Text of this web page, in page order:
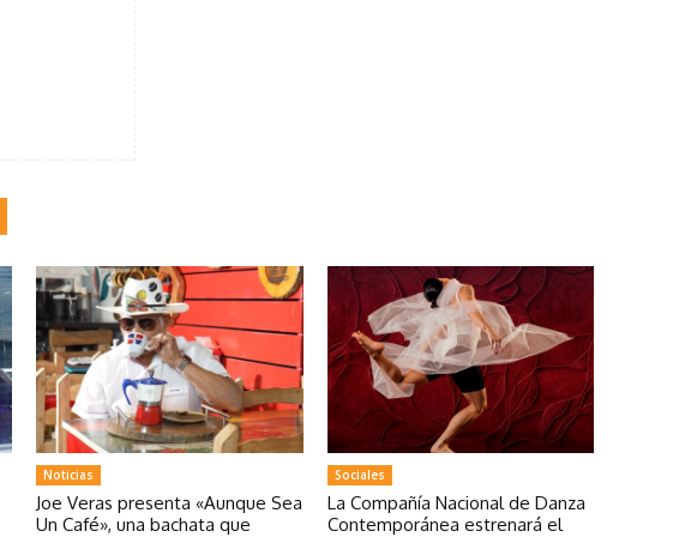
Noticias
Joe Veras presenta «Aunque Sea
Un Café», una bachata que
Sociales
La Compañía Nacional de Danza
Contemporánea estrenará el